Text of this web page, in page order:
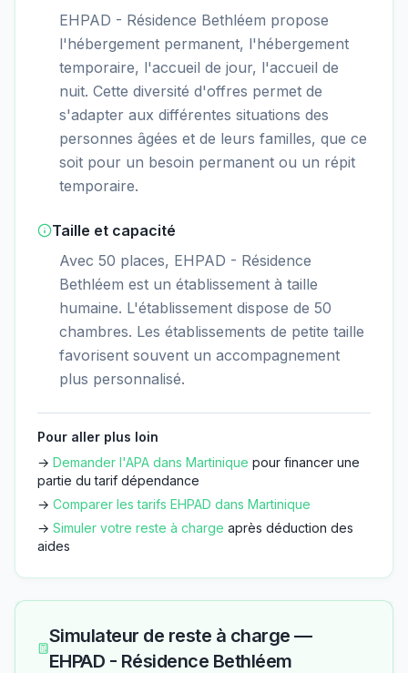
EHPAD - Résidence Bethléem propose
l'hébergement permanent, l'hébergement
temporaire, l'accueil de jour, l'accueil de
nuit. Cette diversité d'offres permet de
s'adapter aux différentes situations des
personnes âgées et de leurs familles, que ce
soit pour un besoin permanent ou un répit
temporaire.
Taille et capacité
Avec 50 places, EHPAD - Résidence
Bethléem est un établissement à taille
humaine. L'établissement dispose de 50
chambres. Les établissements de petite taille
favorisent souvent un accompagnement
plus personnalisé.
Pour aller plus loin
→ Demander l'APA dans Martinique pour financer une
partie du tarif dépendance
→ Comparer les tarifs EHPAD dans Martinique
→ Simuler votre reste à charge après déduction des
aides
Simulateur de reste à charge —
EHPAD - Résidence Bethléem